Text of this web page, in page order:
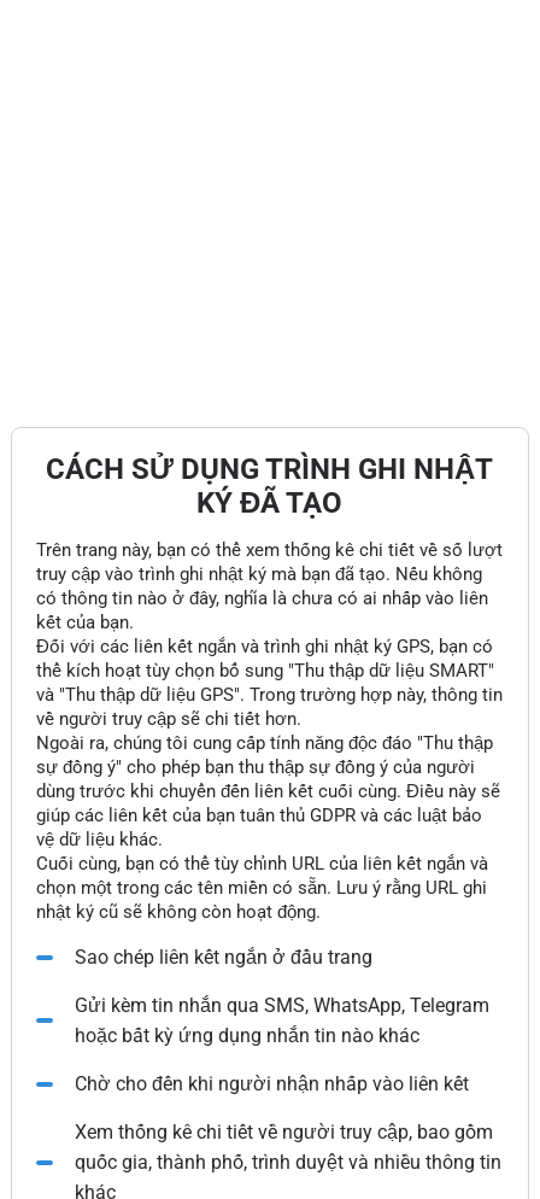
CÁCH SỬ DỤNG TRÌNH GHI NHẬT
KÝ ĐÃ TẠO
Trên trang này, bạn có thể xem thống kê chi tiết về số lượt
truy cập vào trình ghi nhật ký mà bạn đã tạo. Nếu không
có thông tin nào ở đây, nghĩa là chưa có ai nhấp vào liên
kết của bạn.
Đối với các liên kết ngắn và trình ghi nhật ký GPS, bạn có
thể kích hoạt tùy chọn bổ sung "Thu thập dữ liệu SMART"
và "Thu thập dữ liệu GPS". Trong trường hợp này, thông tin
về người truy cập sẽ chi tiết hơn.
Ngoài ra, chúng tôi cung cấp tính năng độc đáo "Thu thập
sự đồng ý" cho phép bạn thu thập sự đồng ý của người
dùng trước khi chuyển đến liên kết cuối cùng. Điều này sẽ
giúp các liên kết của bạn tuân thủ GDPR và các luật bảo
vệ dữ liệu khác.
Cuối cùng, bạn có thể tùy chỉnh URL của liên kết ngắn và
chọn một trong các tên miền có sẵn. Lưu ý rằng URL ghi
nhật ký cũ sẽ không còn hoạt động.
Sao chép liên kết ngắn ở đầu trang
Gửi kèm tin nhắn qua SMS, WhatsApp, Telegram
hoặc bất kỳ ứng dụng nhắn tin nào khác
Chờ cho đến khi người nhận nhấp vào liên kết
Xem thống kê chi tiết về người truy cập, bao gồm
quốc gia, thành phố, trình duyệt và nhiều thông tin
khác